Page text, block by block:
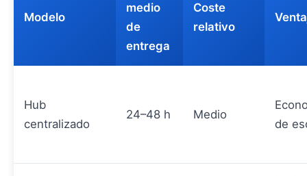
Modelo
medio
de
entrega
Coste
relativo
Hub
centralizado
24–48 h Medio
de